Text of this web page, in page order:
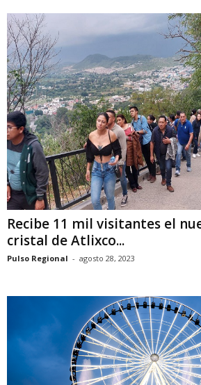
Recibe 11 mil visitantes el
cristal de Atlixco...
Pulso Regional - agosto 28, 2023